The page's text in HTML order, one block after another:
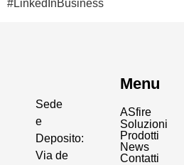
#LinkedInBusiness
Sede
e
Deposito:
Via de
Menu
ASfire
Soluzioni
Prodotti
News
Contatti